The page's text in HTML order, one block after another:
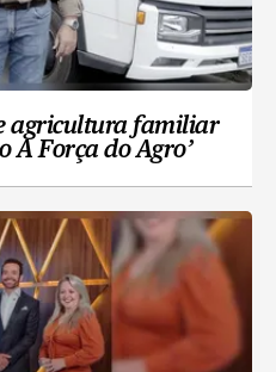
agricultura familiar
A Força do Agro’